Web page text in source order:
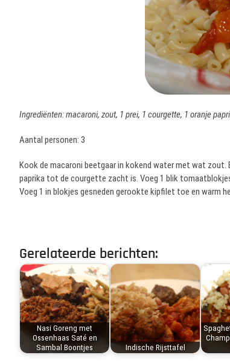
Ingrediënten: macaroni, zout, 1 prei, 1 courgette, 1 oranje
Aantal personen: 3
Kook de macaroni beetgaar in kokend water met wat zout.
paprika tot de courgette zacht is. Voeg 1 blik
Voeg 1 in blokjes gesneden gerookte kipfilet toe en warm
Gerelateerde berichten:
Nasi Goreng met
Ossenhaas Saté en
Sambal Boontjes
Indische Rijsttafel